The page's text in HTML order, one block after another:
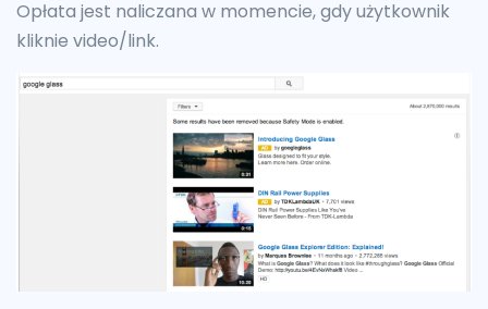
Opłata jest naliczana w momencie, gdy użytkownik
kliknie video/link.